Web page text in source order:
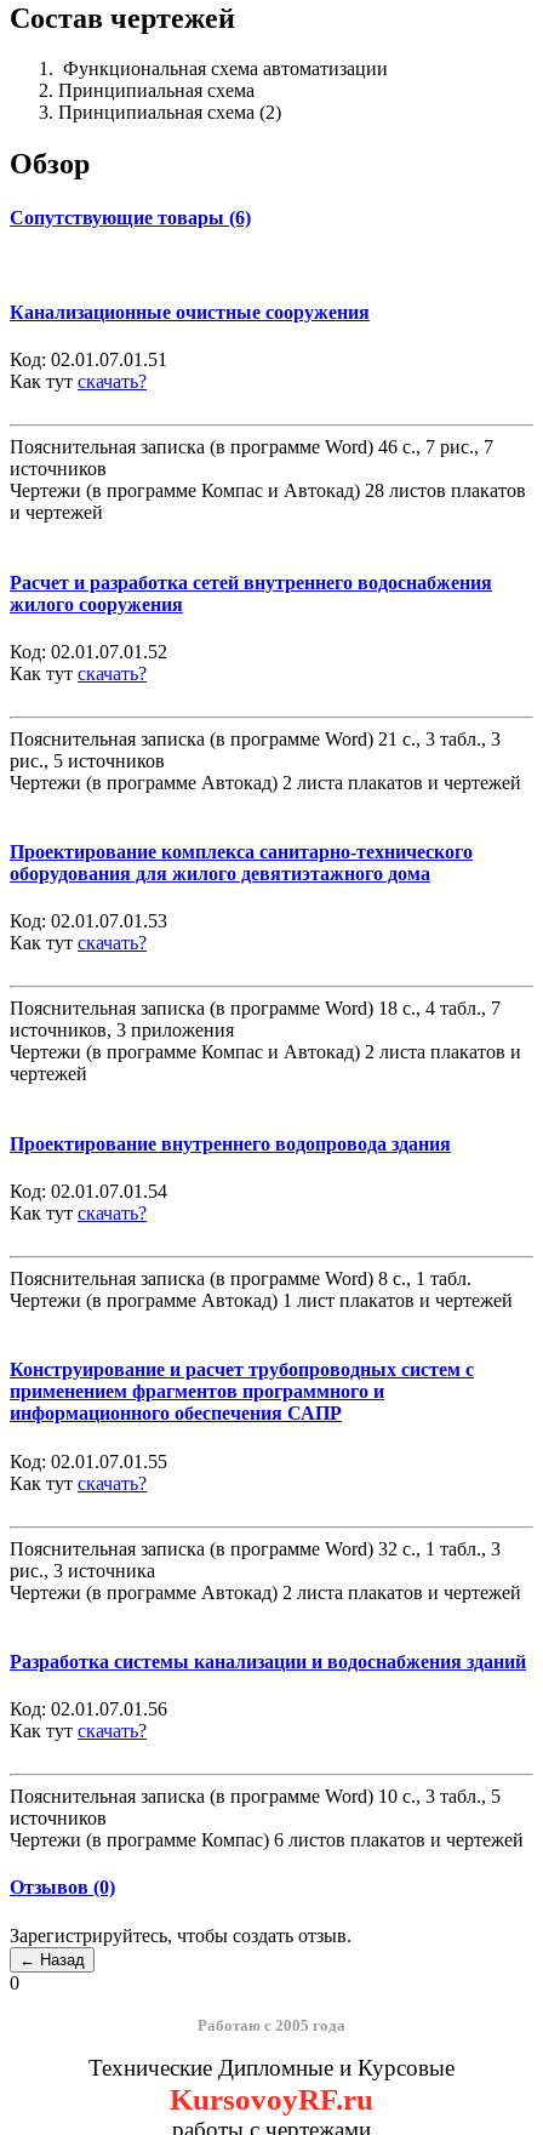
Состав чертежей
Функциональная схема автоматизации
Принципиальная схема
Принципиальная схема (2)
Обзор
Сопутствующие товары (6)
Канализационные очистные сооружения
Код: 02.01.07.01.51
Как тут скачать?
Пояснительная записка (в программе Word) 46 с., 7 рис., 7
источников
Чертежи (в программе Компас и Автокад) 28 листов плакатов
и чертежей
Расчет и разработка сетей внутреннего водоснабжения
жилого сооружения
Код: 02.01.07.01.52
Как тут скачать?
Пояснительная записка (в программе Word) 21 с., 3 табл., 3
рис., 5 источников
Чертежи (в программе Автокад) 2 листа плакатов и чертежей
Проектирование комплекса санитарно-технического
оборудования для жилого девятиэтажного дома
Код: 02.01.07.01.53
Как тут скачать?
Пояснительная записка (в программе Word) 18 с., 4 табл., 7
источников, 3 приложения
Чертежи (в программе Компас и Автокад) 2 листа плакатов и
чертежей
Проектирование внутреннего водопровода здания
Код: 02.01.07.01.54
Как тут скачать?
Пояснительная записка (в программе Word) 8 с., 1 табл.
Чертежи (в программе Автокад) 1 лист плакатов и чертежей
Конструирование и расчет трубопроводных систем с
применением фрагментов программного и
информационного обеспечения САПР
Код: 02.01.07.01.55
Как тут скачать?
Пояснительная записка (в программе Word) 32 с., 1 табл., 3
рис., 3 источника
Чертежи (в программе Автокад) 2 листа плакатов и чертежей
Разработка системы канализации и водоснабжения зданий
Код: 02.01.07.01.56
Как тут скачать?
Пояснительная записка (в программе Word) 10 с., 3 табл., 5
источников
Чертежи (в программе Компас) 6 листов плакатов и чертежей
Отзывов (0)
Зарегистрируйтесь, чтобы создать отзыв.
0
Работаю с 2005 года
Технические Дипломные и Курсовые
KursovoyRF.ru
работы с чертежами